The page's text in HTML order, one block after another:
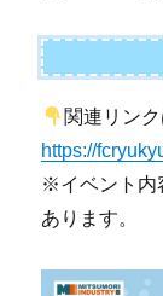
関連リン
https://
※イベント内
あります。